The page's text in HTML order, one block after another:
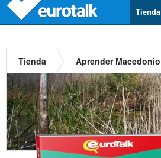
Tienda
Tienda Aprender Macedonio